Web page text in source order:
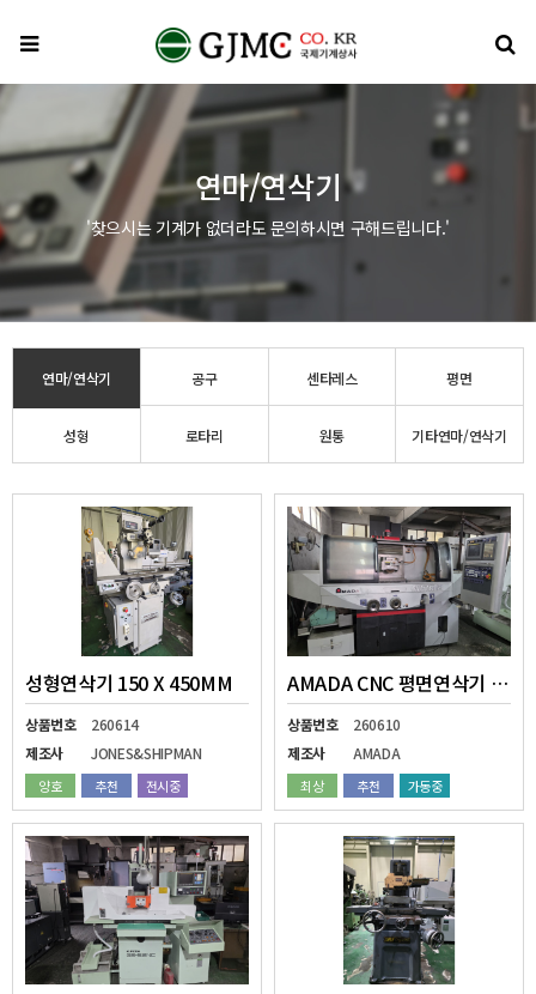
메뉴
연마/연삭기
'찾으시는 기계가 없더라도 문의하시면 구해드립니다.'
연마/연삭기 공구 센타레스 평면
성형 로타리 원통 기타연마/연삭기
성형연삭기 150 X 450MM
상품번호
260614
제조사
JONES&SHIPMAN
양호 추천 전시중
AMADA CNC 평면연삭기 MEISTER G3
상품번호
260610
제조사
AMADA
최상 추천 가동중